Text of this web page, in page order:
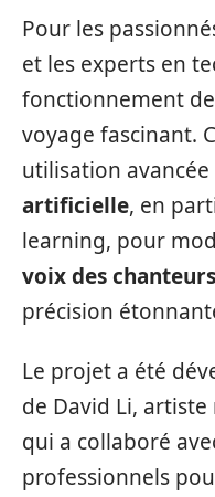
Pour les
et les experts en
fonctionnement
voyage fascinant.
utilisation avancée
artificielle, en
learning, pour
voix des chanteurs
précision
Le projet a été
de David Li,
qui a collaboré
professionnels